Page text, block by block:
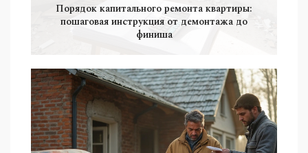
Порядок капитального ремонта квартиры:
пошаговая инструкция от демонтажа до
финиша